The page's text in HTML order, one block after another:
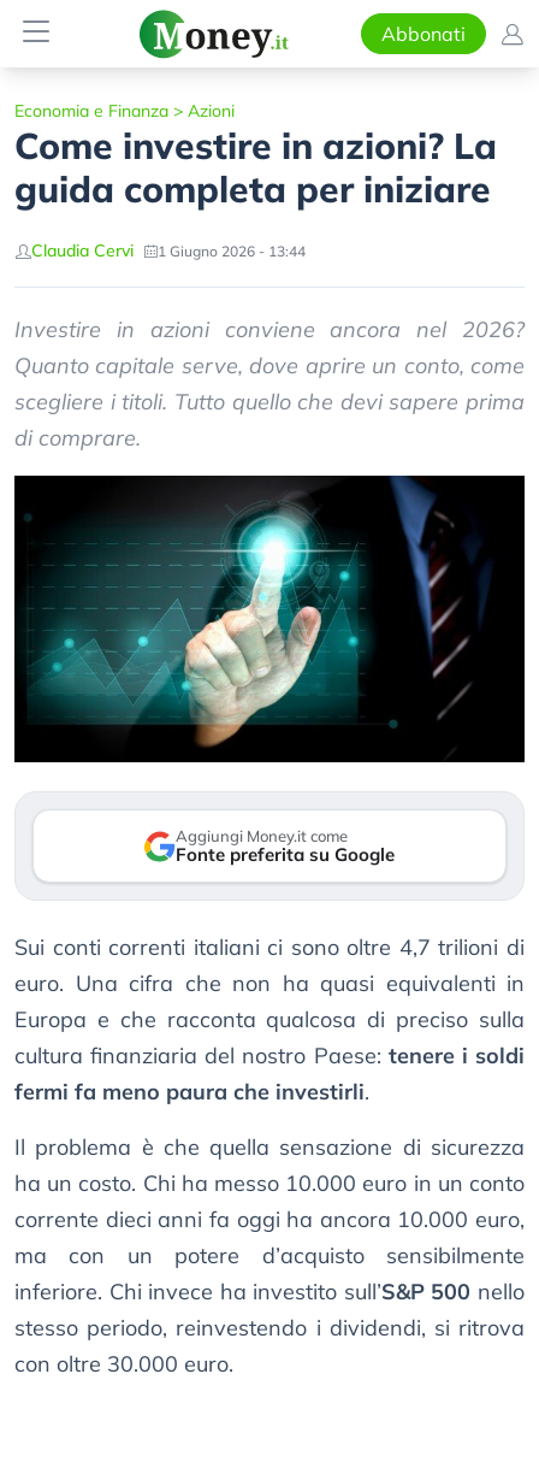
Abbonati
Economia e Finanza > Azioni
Come investire in azioni? La
guida completa per iniziare
Claudia Cervi 1 Giugno 2026 - 13:44
Investire in azioni conviene ancora nel 2026?
Quanto capitale serve, dove aprire un conto, come
scegliere i titoli. Tutto quello che devi sapere prima
di comprare.
Aggiungi Money.it come
Fonte preferita su Google
Sui conti correnti italiani ci sono oltre 4,7 trilioni di
euro. Una cifra che non ha quasi equivalenti in
Europa e che racconta qualcosa di preciso sulla
cultura finanziaria del nostro Paese: tenere i soldi
fermi fa meno paura che investirli.
Il problema è che quella sensazione di sicurezza
ha un costo. Chi ha messo 10.000 euro in un conto
corrente dieci anni fa oggi ha ancora 10.000 euro,
ma con un potere d’acquisto sensibilmente
inferiore. Chi invece ha investito sull’S&P 500 nello
stesso periodo, reinvestendo i dividendi, si ritrova
con oltre 30.000 euro.